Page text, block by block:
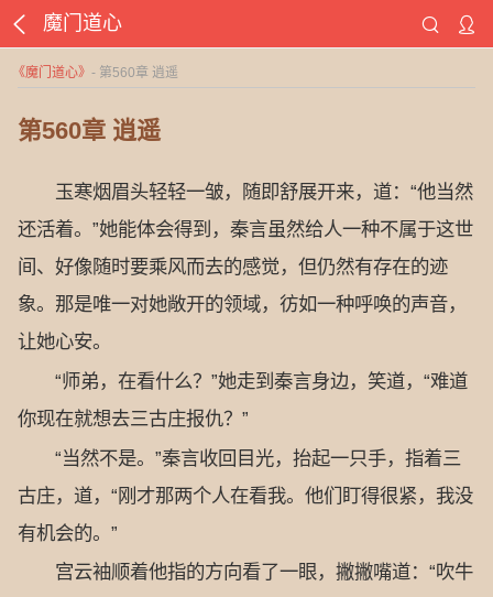
魔门道心
《魔门道心》 - 第560章 逍遥
第560章 逍遥
玉寒烟眉头轻轻一皱，随即舒展开来，道：“他当然
还活着。”她能体会得到，秦言虽然给人一种不属于这世
间、好像随时要乘风而去的感觉，但仍然有存在的迹
象。那是唯一对她敞开的领域，彷如一种呼唤的声音，
让她心安。
“师弟，在看什么？”她走到秦言身边，笑道，“难道
你现在就想去三古庄报仇？”
“当然不是。”秦言收回目光，抬起一只手，指着三
古庄，道，“刚才那两个人在看我。他们盯得很紧，我没
有机会的。”
宫云袖顺着他指的方向看了一眼，撇撇嘴道：“吹牛